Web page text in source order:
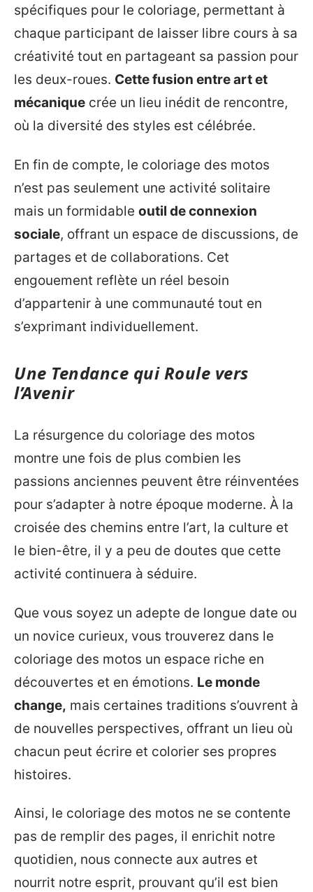
spécifiques pour le coloriage, permettant à
chaque participant de laisser libre cours à sa
créativité tout en partageant sa passion pour
les deux-roues. Cette fusion entre art et
mécanique crée un lieu inédit de rencontre,
où la diversité des styles est célébrée.
En fin de compte, le coloriage des motos
n’est pas seulement une activité solitaire
mais un formidable outil de connexion
sociale, offrant un espace de discussions, de
partages et de collaborations. Cet
engouement reflète un réel besoin
d’appartenir à une communauté tout en
s’exprimant individuellement.
Une Tendance qui Roule vers
l’Avenir
La résurgence du coloriage des motos
montre une fois de plus combien les
passions anciennes peuvent être réinventées
pour s’adapter à notre époque moderne. À la
croisée des chemins entre l’art, la culture et
le bien-être, il y a peu de doutes que cette
activité continuera à séduire.
Que vous soyez un adepte de longue date ou
un novice curieux, vous trouverez dans le
coloriage des motos un espace riche en
découvertes et en émotions. Le monde
change, mais certaines traditions s’ouvrent à
de nouvelles perspectives, offrant un lieu où
chacun peut écrire et colorier ses propres
histoires.
Ainsi, le coloriage des motos ne se contente
pas de remplir des pages, il enrichit notre
quotidien, nous connecte aux autres et
nourrit notre esprit, prouvant qu’il est bien